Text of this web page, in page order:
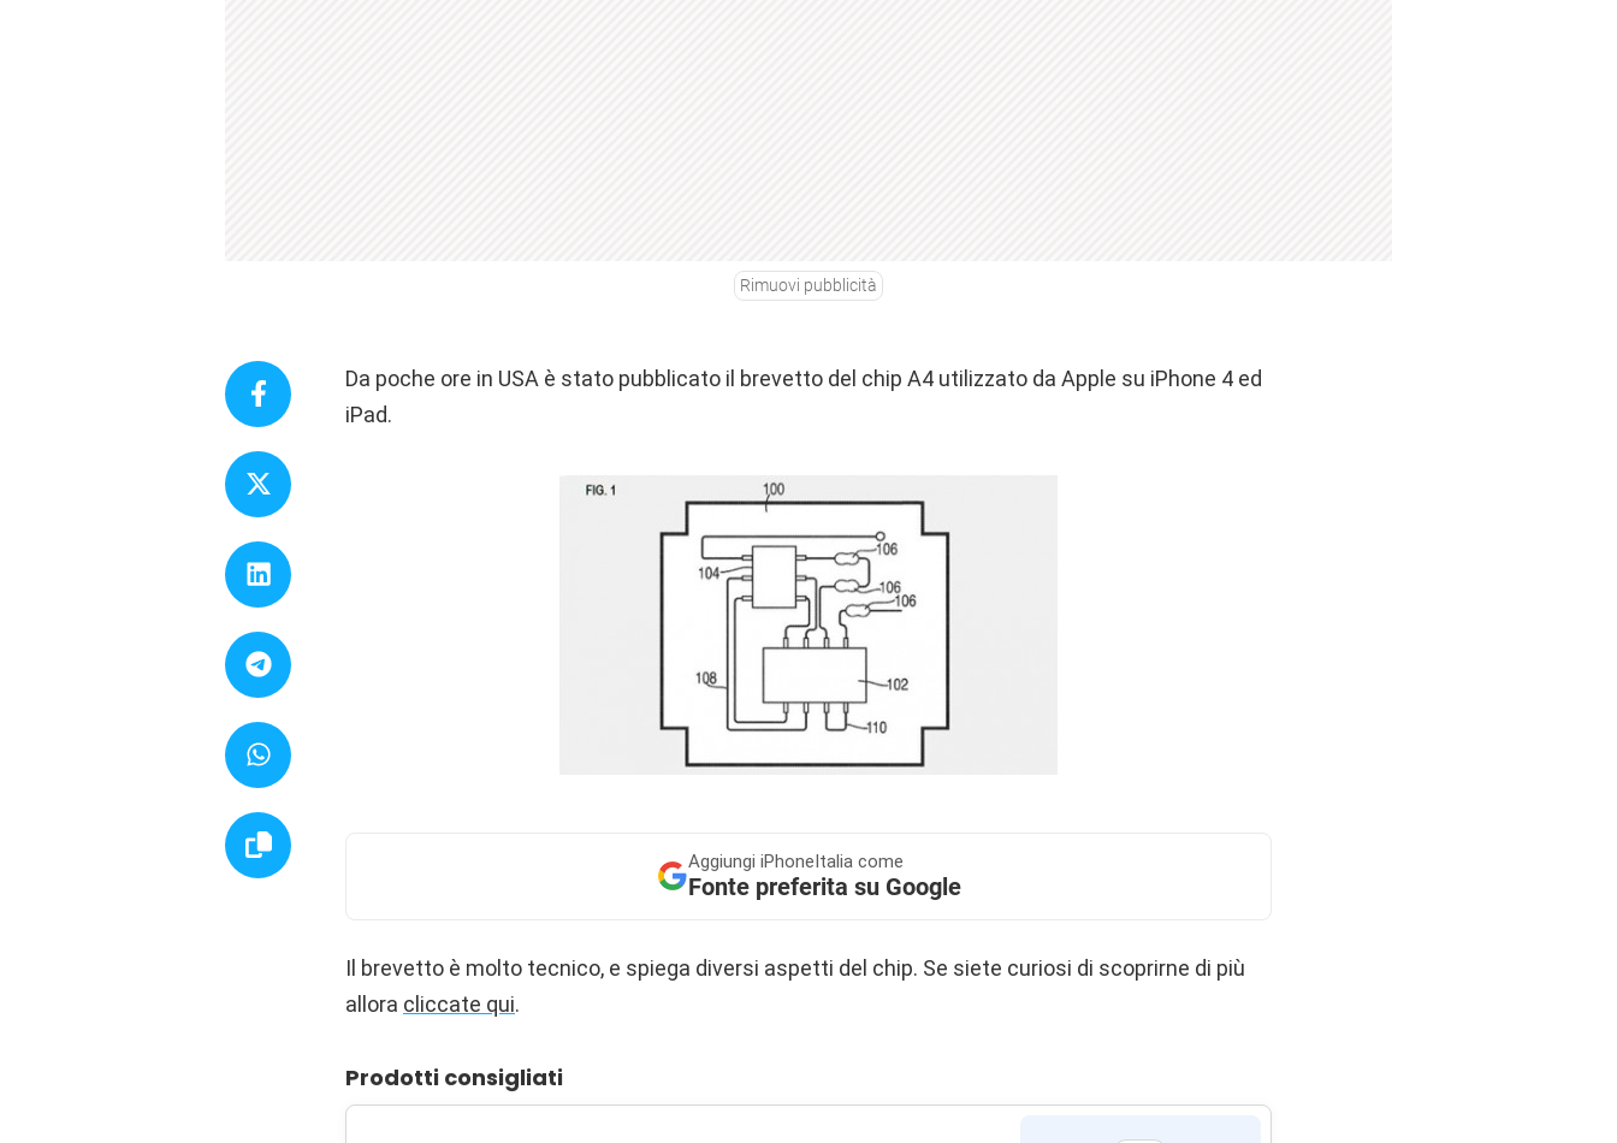
Rimuovi pubblicità
Da poche ore in USA è stato pubblicato il brevetto del chip A4 utilizzato da Apple su iPhone 4 ed
iPad.
Aggiungi iPhoneItalia come
Fonte preferita su Google
Il brevetto è molto tecnico, e spiega diversi aspetti del chip. Se siete curiosi di scoprirne di più
allora cliccate qui.
Prodotti consigliati